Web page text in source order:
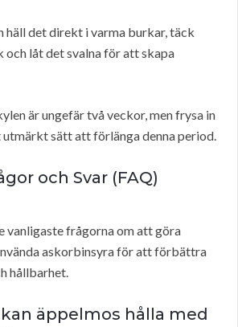
häll det direkt i varma burkar, täck
och låt det svalna för att skapa
är ungefär två veckor, men frysa in
utmärkt sätt att förlänga denna period.
och Svar (FAQ)
vanligaste frågorna om att göra
askorbinsyra för att förbättra
hållbarhet.
äppelmos hålla med